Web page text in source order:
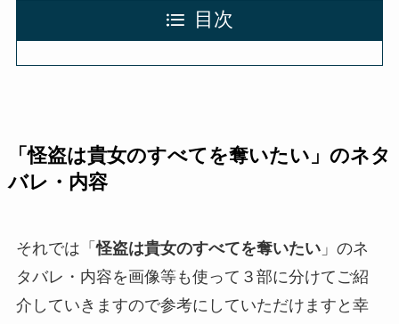
目次
「怪盗は貴女のすべてを奪いたい 」のネタ
バレ・内容
それでは「怪盗は貴女のすべてを奪いたい」のネ
タバレ・内容を画像等も使って３部に分けてご紹
介していきますので参考にしていただけますと幸